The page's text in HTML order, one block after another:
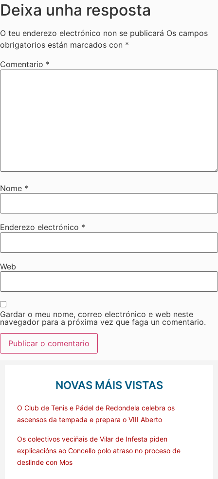
Deixa unha resposta
O teu enderezo electrónico non se publicará Os campos
obrigatorios están marcados con *
Comentario *
Nome *
Enderezo electrónico *
Web
Gardar o meu nome, correo electrónico e web neste
navegador para a próxima vez que faga un comentario.
NOVAS MÁIS VISTAS
O Club de Tenis e Pádel de Redondela celebra os
ascensos da tempada e prepara o VIII Aberto
Os colectivos veciñais de Vilar de Infesta piden
explicacións ao Concello polo atraso no proceso de
deslinde con Mos